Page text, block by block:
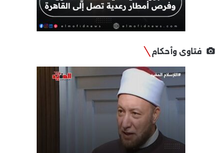
فتاوى وأحكام